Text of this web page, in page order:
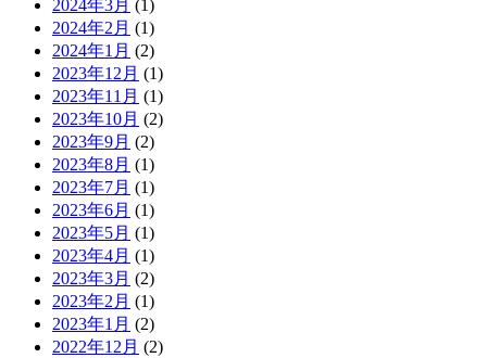
2024年3月 (1)
2024年2月 (1)
2024年1月 (2)
2023年12月 (1)
2023年11月 (1)
2023年10月 (2)
2023年9月 (2)
2023年8月 (1)
2023年7月 (1)
2023年6月 (1)
2023年5月 (1)
2023年4月 (1)
2023年3月 (2)
2023年2月 (1)
2023年1月 (2)
2022年12月 (2)